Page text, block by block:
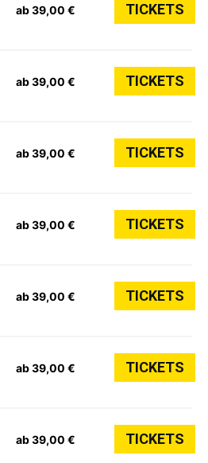
ab 39,00 € TICKETS
ab 39,00 € TICKETS
ab 39,00 € TICKETS
ab 39,00 € TICKETS
ab 39,00 € TICKETS
ab 39,00 € TICKETS
ab 39,00 € TICKETS